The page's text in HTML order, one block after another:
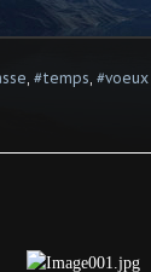
#temps #voeux